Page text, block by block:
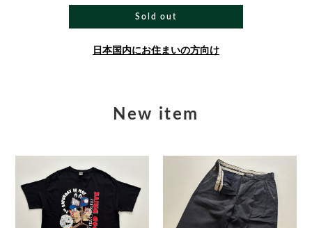
Sold out
日本国内にお住まいの方向け
New item